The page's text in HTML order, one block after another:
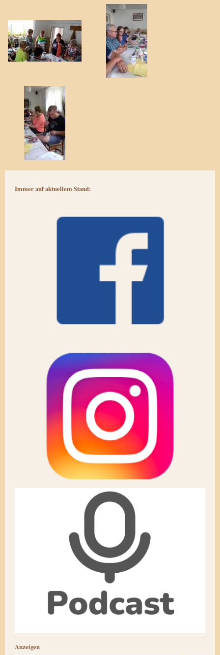
Immer auf aktuellem Stand:
Anzeigen